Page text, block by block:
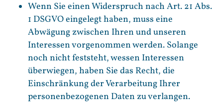
Wenn Sie einen Widerspruch nach Art. 21 Abs.
1 DSGVO eingelegt haben, muss eine
Abwägung zwischen Ihren und unseren
Interessen vorgenommen werden. Solange
noch nicht feststeht, wessen Interessen
überwiegen, haben Sie das Recht, die
Einschränkung der Verarbeitung Ihrer
personenbezogenen Daten zu verlangen.